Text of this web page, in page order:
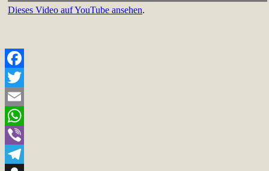
Dieses Video auf YouTube ansehen.
Facebook
Twitter
Email
WhatsApp
Viber